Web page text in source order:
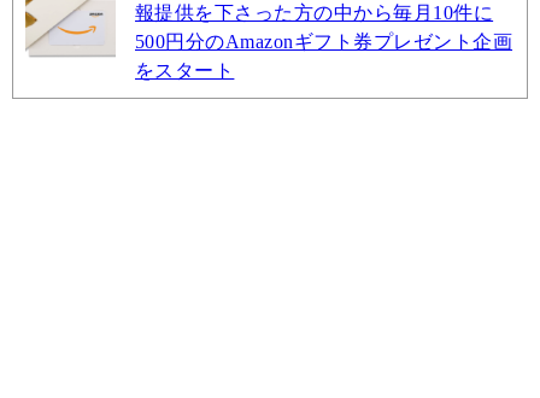
報提供を下さった方の中から毎月10件に
500円分のAmazonギフト券プレゼント企画
をスタート